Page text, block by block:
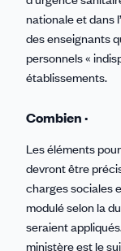
nationale et dans
des enseignants
personnels «
établissements.
Combien ·
Les éléments
devront être
charges sociales
modulé selon la
seraient
ministère est le